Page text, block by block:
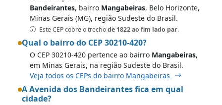
Bandeirantes, bairro Mangabeiras, Belo Horizonte,
Minas Gerais (MG), região Sudeste do Brasil.
Este CEP cobre o trechode 1822 ao fim lado par.
Qual o bairro do CEP 30210-420?
O CEP 30210-420 pertence ao bairro Mangabeiras,
em Minas Gerais, na região Sudeste do Brasil.
Veja todos os CEPs do bairro Mangabeiras
A Avenida dos Bandeirantes fica em qual
cidade?